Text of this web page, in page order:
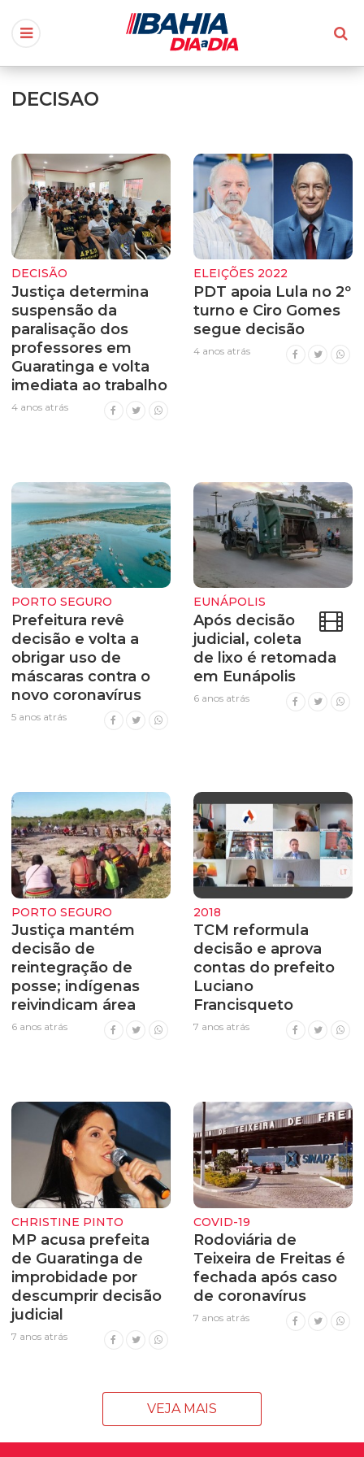
DECISAO
DECISÃO
Justiça determina
suspensão da
paralisação dos
professores em
Guaratinga e volta
imediata ao trabalho
4 anos atrás
ELEIÇÕES 2022
PDT apoia Lula no 2º
turno e Ciro Gomes
segue decisão
4 anos atrás
PORTO SEGURO
Prefeitura revê
decisão e volta a
obrigar uso de
máscaras contra o
novo coronavírus
5 anos atrás
EUNÁPOLIS
Após decisão
judicial, coleta
de lixo é retomada
em Eunápolis
6 anos atrás
PORTO SEGURO
Justiça mantém
decisão de
reintegração de
posse; indígenas
reivindicam área
6 anos atrás
2018
TCM reformula
decisão e aprova
contas do prefeito
Luciano
Francisqueto
7 anos atrás
CHRISTINE PINTO
MP acusa prefeita
de Guaratinga de
improbidade por
descumprir decisão
judicial
7 anos atrás
COVID-19
Rodoviária de
Teixeira de Freitas é
fechada após caso
de coronavírus
7 anos atrás
VEJA MAIS